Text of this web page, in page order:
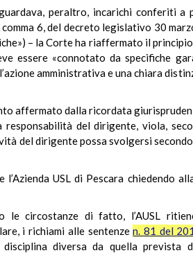
peraltro, incarichi conferiti a
6, del decreto legislativo 30
– la Corte ha riaffermato il
essere «connotato da specifiche
amministrativa e una chiara
affermato dalla ricordata
responsabilità del dirigente, viola,
del dirigente possa svolgersi
USL di Pescara chiedendo
le circostanze di fatto, l’AUSL
i richiami alle sentenzen. 81 del
diversa da quella